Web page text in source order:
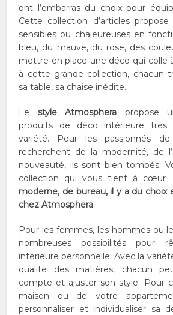
ont l’embarras du choix pour
Cette collection d’articles
sensibles ou chaleureuses en
bleu, du mauve, du rose, des
mettre en place une déco qui colle
à cette grande collection, chacun
sa table, sa chaise inédite.
Le style Atmosphera propose
produits de déco intérieure
variété. Pour les passionnés
recherchent de la modernité, de
nouveauté, ils sont bien tombés.
collection qui vous tient à cœur :
moderne, de bureau, il y a du choix
chez Atmosphera.
Pour les femmes, les hommes ou
nombreuses possibilités pour
intérieure personnelle. Avec la
qualité des matières, chacun
compte et ajuster son style. Pour
maison ou de votre
personnaliser et individualiser sa